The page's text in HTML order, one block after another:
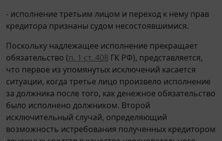
- исполнение третьим лицом и переход к нему прав
кредитора признаны судом несостоявшимися.
Поскольку надлежащее исполнение прекращает
обязательство (п. 1 ст. 408 ГК РФ), представляется,
что первое из упомянутых исключений касается
ситуации, когда третье лицо произвело исполнение
за должника после того, как денежное обязательство
было исполнено должником. Второй
исключительный случай, определяющий
возможность истребования полученных кредитором